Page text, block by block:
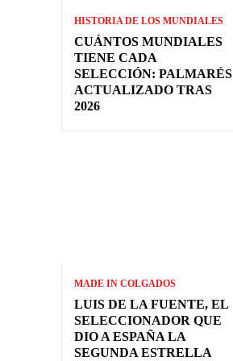
HISTORIA DE LOS MUNDIALES
CUÁNTOS MUNDIALES
TIENE CADA
SELECCIÓN: PALMARÉS
ACTUALIZADO TRAS
2026
MADE IN COLGADOS
LUIS DE LA FUENTE, EL
SELECCIONADOR QUE
DIO A ESPAÑA LA
SEGUNDA ESTRELLA